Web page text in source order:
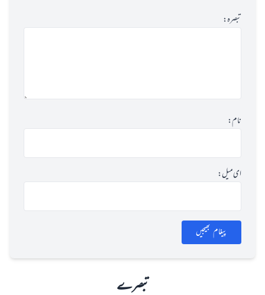
تبصرہ:
نام:
ای میل:
پیغام بھیجیں
تبصرے